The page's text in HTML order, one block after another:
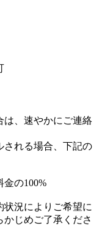
は、速やかにご連絡
される場合、下記の
金の100%
状況によりご希望に
じめご了承くださ